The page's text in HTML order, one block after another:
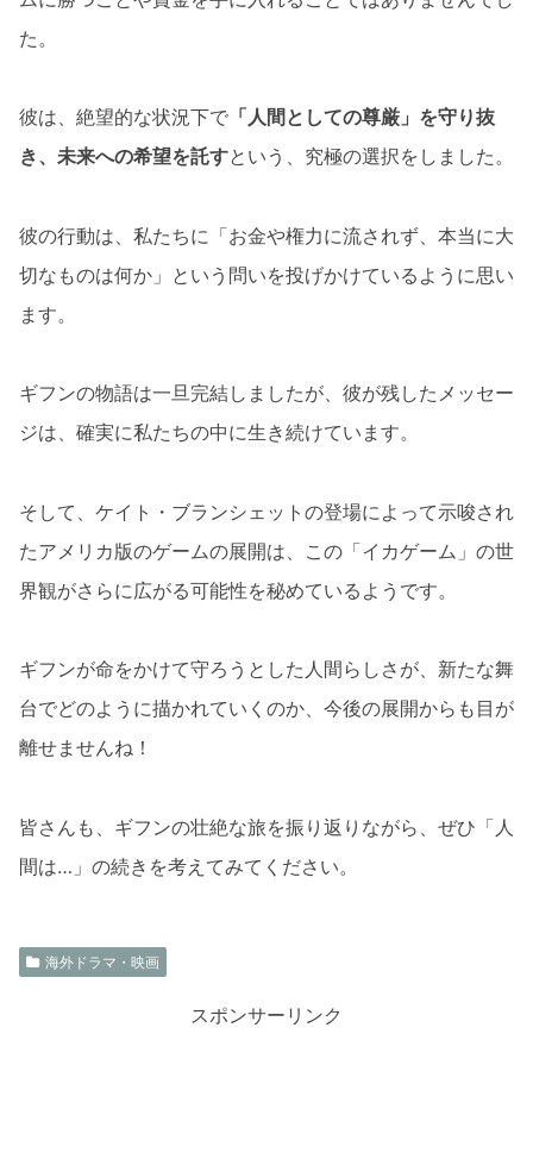
た。
彼は、絶望的な状況下で 「人間としての尊厳」を守り抜
き、未来への希望を託すという、究極の選択をしました。
彼の行動は、私たちに「お金や権力に流されず、本当に大
切なものは何か」という問いを投げかけているように思い
ます。
ギフンの物語は一旦完結しましたが、彼が残したメッセー
ジは、確実に私たちの中に生き続けています。
そして、ケイト・ブランシェットの登場によって示唆され
たアメリカ版のゲームの展開は、この「イカゲーム」の世
界観がさらに広がる可能性を秘めているようです。
ギフンが命をかけて守ろうとした人間らしさが、新たな舞
台でどのように描かれていくのか、今後の展開からも目が
離せませんね！
皆さんも、ギフンの壮絶な旅を振り返りながら、ぜひ「人
間は…」の続きを考えてみてください。
海外ドラマ・映画
スポンサーリンク